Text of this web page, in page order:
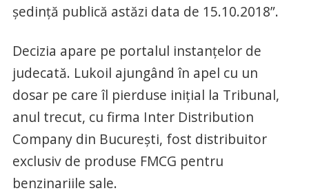
şedinţă publică astăzi data de 15.10.2018”.
Decizia apare pe portalul instanţelor de
judecată. Lukoil ajungând în apel cu un
dosar pe care îl pierduse iniţial la Tribunal,
anul trecut, cu firma Inter Distribution
Company din Bucureşti, fost distribuitor
exclusiv de produse FMCG pentru
benzinariile sale.